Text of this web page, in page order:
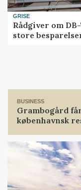
GRISE
Rådgiver om
store
BUSINESS
Grambogård
københavnsk